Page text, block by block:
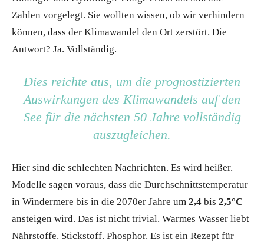
Zahlen vorgelegt. Sie wollten wissen, ob wir verhindern
können, dass der Klimawandel den Ort zerstört. Die
Antwort? Ja. Vollständig.
Dies reichte aus, um die prognostizierten
Auswirkungen des Klimawandels auf den
See für die nächsten 50 Jahre vollständig
auszugleichen.
Hier sind die schlechten Nachrichten. Es wird heißer.
Modelle sagen voraus, dass die Durchschnittstemperatur
in Windermere bis in die 2070er Jahre um 2,4 bis 2,5°C
ansteigen wird. Das ist nicht trivial. Warmes Wasser liebt
Nährstoffe. Stickstoff. Phosphor. Es ist ein Rezept für